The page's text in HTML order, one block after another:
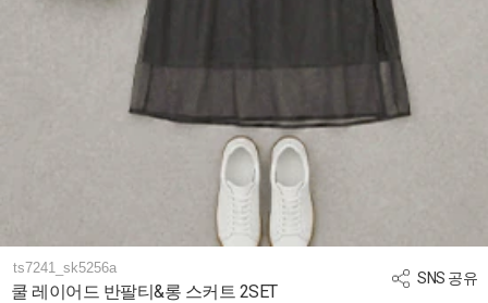
SNS 공유
ts7241_sk5256a
쿨 레이어드 반팔티&롱 스커트 2SET